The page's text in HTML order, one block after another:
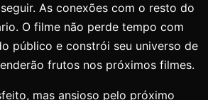
As conexões com o resto do
O filme não perde tempo com
público e constrói seu universo de
frutos nos próximos filmes.
mas ansioso pelo próximo